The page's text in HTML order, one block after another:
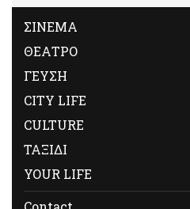
ΣΙΝΕΜΑ
ΘΕΑΤΡΟ
ΓΕΥΣΗ
CITY LIFE
CULTURE
ΤΑΞΙΔΙ
YOUR LIFE